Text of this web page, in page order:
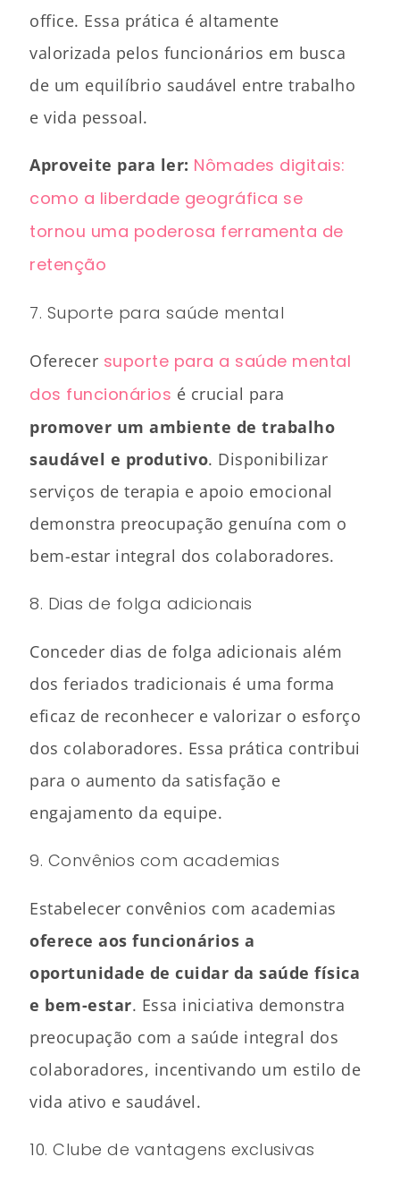
office. Essa prática é altamente
valorizada pelos funcionários em busca
de um equilíbrio saudável entre trabalho
e vida pessoal.
Aproveite para ler: Nômades digitais:
como a liberdade geográfica se
tornou uma poderosa ferramenta de
retenção
7. Suporte para saúde mental
Oferecer suporte para a saúde mental
dos funcionários é crucial para
promover um ambiente de trabalho
saudável e produtivo. Disponibilizar
serviços de terapia e apoio emocional
demonstra preocupação genuína com o
bem-estar integral dos colaboradores.
8. Dias de folga adicionais
Conceder dias de folga adicionais além
dos feriados tradicionais é uma forma
eficaz de reconhecer e valorizar o esforço
dos colaboradores. Essa prática contribui
para o aumento da satisfação e
engajamento da equipe.
9. Convênios com academias
Estabelecer convênios com academias
oferece aos funcionários a
oportunidade de cuidar da saúde física
e bem-estar. Essa iniciativa demonstra
preocupação com a saúde integral dos
colaboradores, incentivando um estilo de
vida ativo e saudável.
10. Clube de vantagens exclusivas